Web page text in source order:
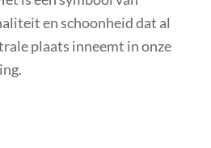
en schoonheid dat al
plaats inneemt in onze